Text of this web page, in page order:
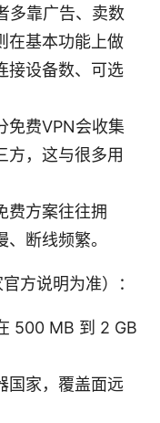
多靠广告、卖数
在基本功能上做
接设备数、可选
免费VPN会收集
方，这与很多用
费方案往往拥
断线频繁。
方说明为准）：
500 MB 到 2 GB
国家，覆盖面远